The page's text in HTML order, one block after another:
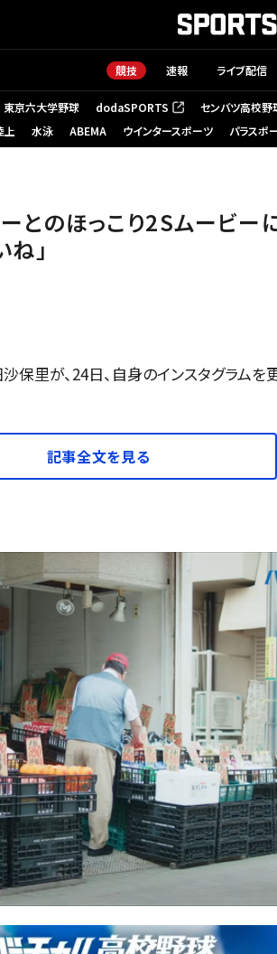
競技 速報 ライブ配信
東京六大学野球 dodaSPORTS
（新しいタブで開く） センバツ高校野
上 水泳 ABEMA ウインタースポーツ パラスポ
とのほっこり2Sムービー
ね」
里が、24日、自身のインスタグラムを更
記事全文を見る